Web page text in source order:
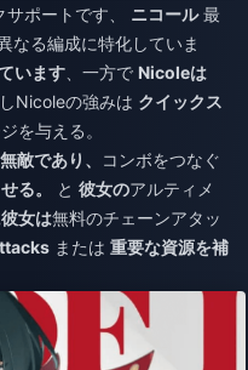
ポートです、 ニコール最
なる編成に特化していま
います 、一方で Nicoleは
しNicoleの強みは クイックス
を与える。
無敵であり、
コンボをつなぐ
る。 と 彼女のアルティメ
女は無料のチェーンアタッ
または 重要な資源を補